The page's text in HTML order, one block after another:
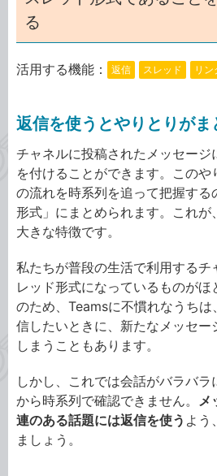
る
活用する機能： 返信 スレッド リン
返信を使うとやりとりがま
チャネルに投稿されたメッセージ
を付けることができます。この
の流れを時系列を追って把握する
形式」にまとめられます。これ
大きな特徴です。
私たちが普段の生活で利用するチ
レッド形式になっているものが
のため、Teamsに不慣れなうちは
信したいときに、新たなメッセー
しまうこともあります。
しかし、これでは会話がバラバラ
から時系列で確認できません。 メ
連のある話題には返信を使う よう
ましょう。